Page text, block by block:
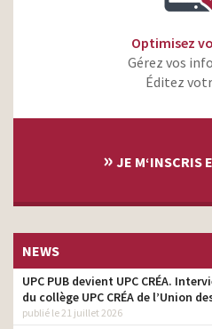
Optimisez
Gérez vos
Éditez
» JE M‘INSCRIS
NEWS
UPC PUB devient UPC CRÉA.
du collège UPC CRÉA de l’Union
publié le 21 juillet 2026